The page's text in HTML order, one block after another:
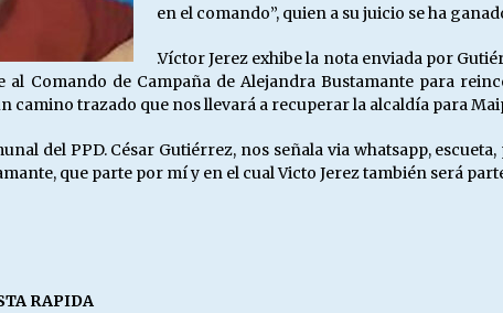
en el comando”, quien a su juicio se ha
.Víctor Jerez exhibe la nota enviada por
Comando de Campaña de Alejandra Bustamante para
camino trazado que nos llevará a recuperar la alcaldía para
del PPD. César Gutiérrez, nos señala via whatsapp,
que parte por mí y en el cual Victo Jerez también será
RAPIDA